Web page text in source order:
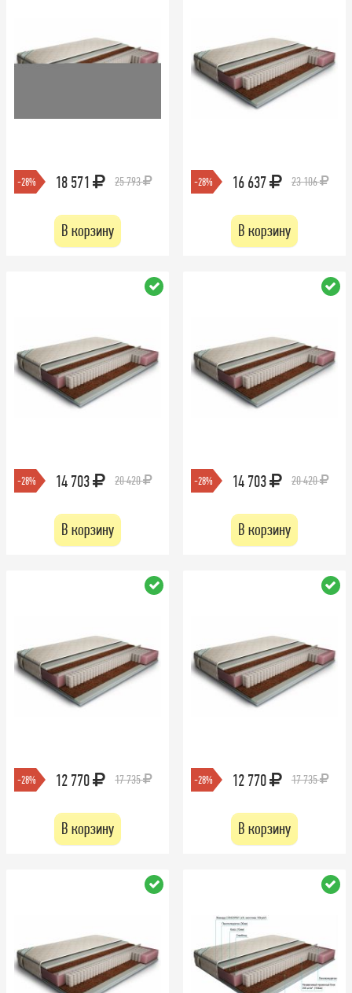
-28% 18 571 25 793
В корзину
-28% 16 637 23 106
В корзину
-28% 14 703 20 420
В корзину
-28% 14 703 20 420
В корзину
-28% 12 770 17 735
В корзину
-28% 12 770 17 735
В корзину